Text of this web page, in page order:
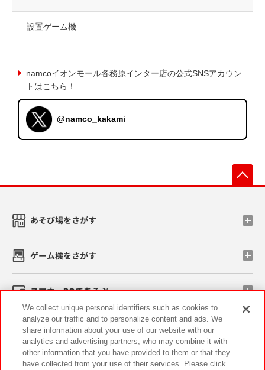
設置ゲーム機
namcoイオンモール各務原インター店の公式SNSアカウン
トはこちら！
@namco_kakami
あそび場をさがす
ゲーム機をさがす
スマホ・PCであそぶ
イベント・キャンペーン
We collect unique personal identifiers such as cookies to
analyze our traffic and to personalize content and ads. We
share information about your use of our website with our
analytics and advertising partners, who may combine it with
other information that you have provided to them or that they
have collected from your use of their services. Please click